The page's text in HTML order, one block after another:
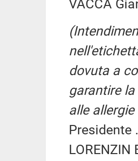
VACCA
dovuta a
garantire
alle
Presidente